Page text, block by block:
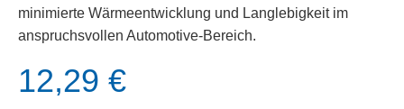
minimierte Wärmeentwicklung und Langlebigkeit im
anspruchsvollen Automotive-Bereich.
12,29 €